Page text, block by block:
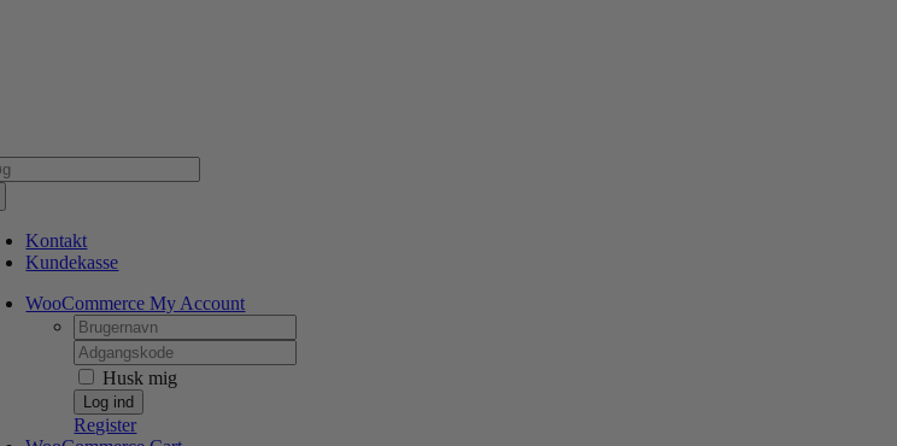
Kontakt
Kundekasse
WooCommerce My Account
Username:
Password:
Husk mig
Register